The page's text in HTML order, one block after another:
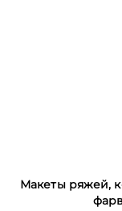
Макеты ряжей,